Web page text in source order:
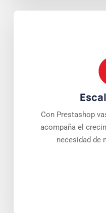
Con Prestashop
acompaña el
necesidad de